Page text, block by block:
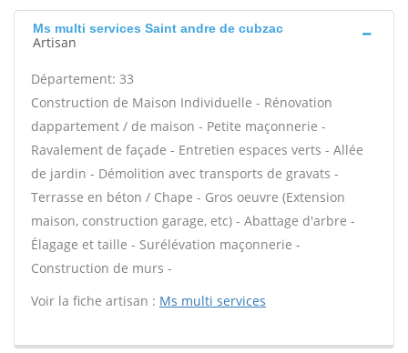
Ms multi services Saint andre de cubzac
Artisan
Département: 33
Construction de Maison Individuelle - Rénovation
dappartement / de maison - Petite maçonnerie -
Ravalement de façade - Entretien espaces verts - Allée
de jardin - Démolition avec transports de gravats -
Terrasse en béton / Chape - Gros oeuvre (Extension
maison, construction garage, etc) - Abattage d'arbre -
Élagage et taille - Surélévation maçonnerie -
Construction de murs -
Voir la fiche artisan : Ms multi services